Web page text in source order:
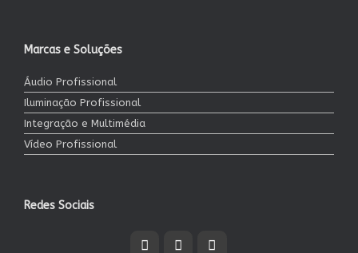
Marcas e Soluções
Áudio Profissional
Iluminação Profissional
Integração e Multimédia
Vídeo Profissional
Redes Sociais